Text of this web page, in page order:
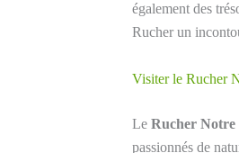
également des
Rucher un
Visiter le Rucher
Le Rucher Notre
passionnés de